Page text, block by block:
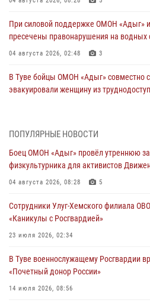
При силовой поддержке ОМОН «Адыг»
пресечены правонарушения на водных
04 августа 2026, 02:48 3
В Туве бойцы ОМОН «Адыг» совместно
эвакуировали женщину из
Росгвардия проверила организацию
31 июля 2026, 03:49
Сотрудники вневедомственной охраны
29 июля 2026, 09:41
26 сигналов «Тревога» с
29 июля 2026, 08:37 1
В Туве офицер Росгвардии подвела
ПОПУЛЯРНЫЕ НОВОСТИ
Боец ОМОН «Адыг» провёл утреннюю
физкультурника для активистов
04 августа 2026, 08:28 5
Сотрудники Улуг-Хемского филиала
«Каникулы с Росгвардией»
23 июля 2026, 02:34
В Туве военнослужащему Росгвардии
«Почетный донор России»
14 июля 2026, 08:56